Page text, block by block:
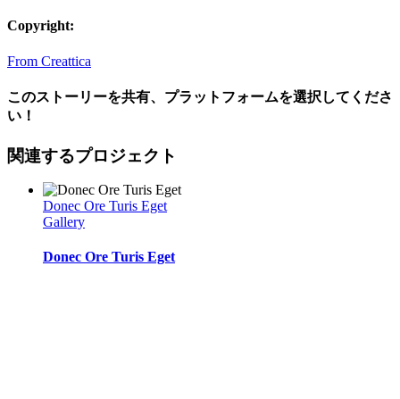
Copyright:
From Creattica
このストーリーを共有、プラットフォームを選択してくださ
い！
Facebook
Twitter
Reddit
LinkedIn
WhatsApp
Tumblr
Pinterest
Vk
電
関連するプロジェクト
Donec Ore Turis Eget
Gallery
Donec Ore Turis Eget